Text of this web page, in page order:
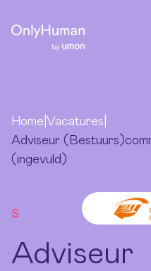
Woordvoerder
Home Vacatures
Adviseur
(ingevuld)
S
Adviseur